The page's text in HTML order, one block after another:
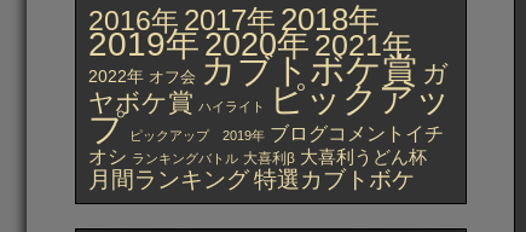
2016年 2017年 2018年
2019年2020年 2021年
2022年 オフ会 カブトボケ賞 ガ
ヤボケ賞 ハイライト ピックアッ
プ ピックアップ 2019年 ブログコメントイチ
オシ ランキングバトル 大喜利β 大喜利うどん杯
月間ランキング特選カブトボケ